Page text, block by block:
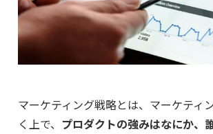
マーケティング戦略とは、マーケティ
く上で、 プロダクトの強みはなにか、